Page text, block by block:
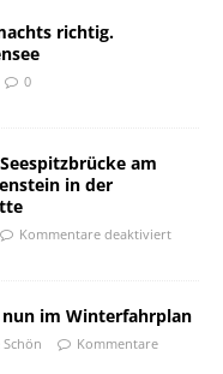
richtig.
0
am
in der
Kommentare deaktiviert
im Winterfahrplan
Schön
Kommentare